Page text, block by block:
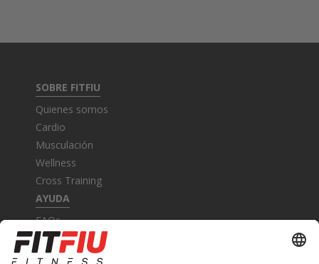
SOBRE FITFIU
Quienes somos
Cardio
Musculación
Wellness
Cross Training
AYUDA
FAQs
Contacto
Garantía